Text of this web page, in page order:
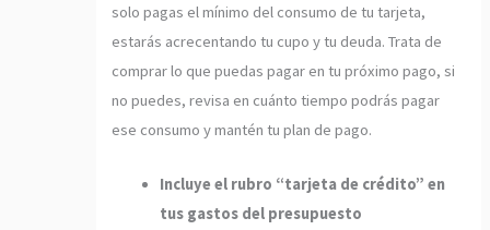
solo pagas el mínimo del consumo de tu tarjeta,
estarás acrecentando tu cupo y tu deuda. Trata de
comprar lo que puedas pagar en tu próximo pago, si
no puedes, revisa en cuánto tiempo podrás pagar
ese consumo y mantén tu plan de pago.
Incluye el rubro “tarjeta de crédito” en
tus gastos del presupuesto